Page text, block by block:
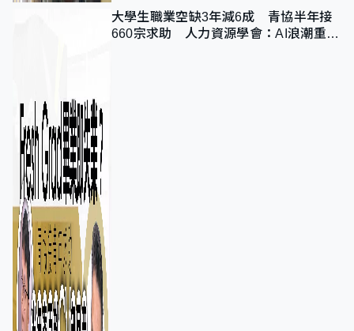
大學生職業空缺3年減6成 青協半年接
660宗求助 人力資源學會：AI浪潮重整